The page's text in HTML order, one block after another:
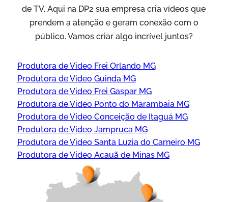
de TV. Aqui na DP2 sua empresa cria vídeos que
prendem a atenção e geram conexão com o
público. Vamos criar algo incrível juntos?
Produtora de Video Frei Orlando MG
Produtora de Video Guinda MG
Produtora de Video Frei Gaspar MG
Produtora de Video Ponto do Marambaia MG
Produtora de Video Conceição de Itaguá MG
Produtora de Video Jampruca MG
Produtora de Video Santa Luzia do Carneiro MG
Produtora de Video Acauã de Minas MG